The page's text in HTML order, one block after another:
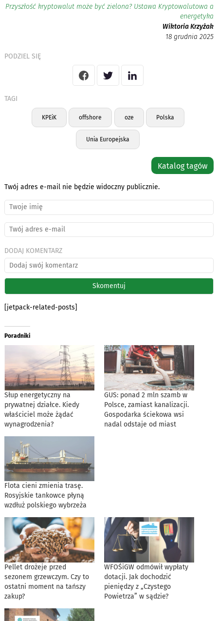
Przyszłość kryptowalut może być zielona? Ustawa Kryptowalutowa a
energetyka
Wiktoria Krzyżak
18 grudnia 2025
PODZIEL SIĘ
TAGI
KPEiK offshore oze Polska
Unia Europejska
Katalog tagów
Twój adres e-mail nie będzie widoczny publicznie.
DODAJ KOMENTARZ
[jetpack-related-posts]
Poradniki
Słup energetyczny na
prywatnej działce. Kiedy
właściciel może żądać
wynagrodzenia?
GUS: ponad 2 mln szamb w
Polsce, zamiast kanalizacji.
Gospodarka ściekowa wsi
nadal odstaje od miast
Flota cieni zmienia trasę.
Rosyjskie tankowce płyną
wzdłuż polskiego wybrzeża
Pellet drożeje przed
sezonem grzewczym. Czy to
ostatni moment na tańszy
zakup?
WFOŚiGW odmówił wypłaty
dotacji. Jak dochodzić
pieniędzy z „Czystego
Powietrza” w sądzie?